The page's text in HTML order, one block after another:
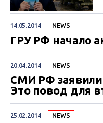
14.05.2014 NEWS
ГРУ РФ начало
20.04.2014 NEWS
СМИ РФ заявили
Это повод для
25.02.2014 NEWS